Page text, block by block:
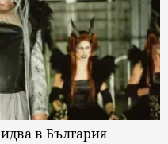
в България